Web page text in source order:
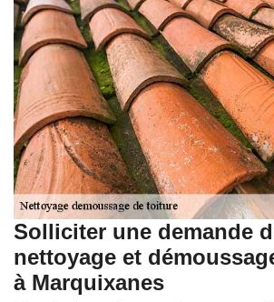
Solliciter une demande
nettoyage et
à Marquixanes